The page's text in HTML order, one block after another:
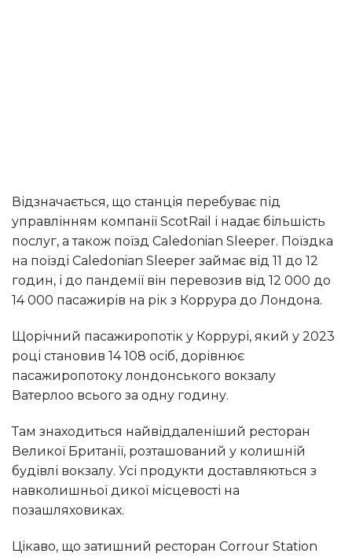
Відзначається, що станція перебуває під
управлінням компанії ScotRail і надає більшість
послуг, а також поїзд Caledonian Sleeper. Поїздка
на поїзді Caledonian Sleeper займає від 11 до 12
годин, і до пандемії він перевозив від 12 000 до
14 000 пасажирів на рік з Коррура до Лондона.
Щорічний пасажиропотік у Коррурі, який у 2023
році становив 14 108 осіб, дорівнює
пасажиропотоку лондонського вокзалу
Ватерлоо всього за одну годину.
Там знаходиться найвіддаленіший ресторан
Великої Британії, розташований у колишній
будівлі вокзалу. Усі продукти доставляються з
навколишньої дикої місцевості на
позашляховиках.
Цікаво, що затишний ресторан Corrour Station